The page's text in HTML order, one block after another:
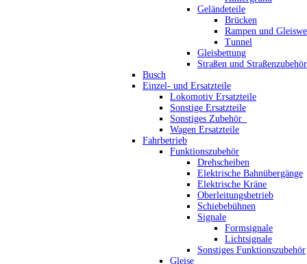
Geländeteile
Brücken
Rampen und
Tunnel
Gleisbettung
Straßen und Straßenzubehör
Busch
Einzel- und Ersatzteile
Lokomotiv Ersatzteile
Sonstige Ersatzteile
Sonstiges Zubehör_
Wagen Ersatzteile
Fahrbetrieb
Funktionszubehör
Drehscheiben
Elektrische Bahnübergänge
Elektrische Kräne
Oberleitungsbetrieb
Schiebebühnen
Signale
Formsignale
Lichtsignale
Sonstiges Funktionszubehör
Gleise